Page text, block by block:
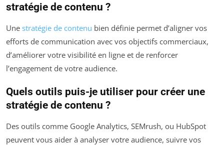
stratégie de contenu ?
Une stratégie de contenu bien définie permet d’aligner vos
efforts de communication avec vos objectifs commerciaux,
d’améliorer votre visibilité en ligne et de renforcer
l’engagement de votre audience.
Quels outils puis-je utiliser pour créer une
stratégie de contenu ?
Des outils comme Google Analytics, SEMrush, ou HubSpot
peuvent vous aider à analyser votre audience, suivre vos